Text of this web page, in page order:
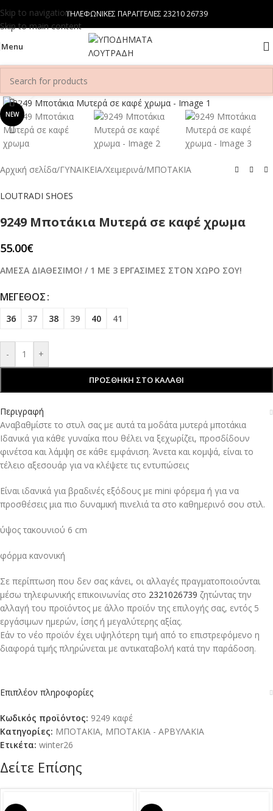
Skip to navigation
Skip to main content
ΤΗΛΕΦΩΝΙΚΕΣ ΠΑΡΑΓΓΕΛΙΕΣ 23210 26739
Menu
NEW
Click to enlarge
Αρχική σελίδα/ΓΥΝΑΙΚΕΙΑ/Χειμερινά/ΜΠΟΤΑΚΙΑ
LOUTRADI SHOES
9249 Μποτάκια Μυτερά σε καφέ χρωμα
55.00€
ΑΜΕΣΑ ΔΙΑΘΕΣΙΜΟ! / 1 ΜΕ 3 ΕΡΓΑΣΙΜΕΣ ΣΤΟΝ ΧΩΡΟ ΣΟΥ!
ΜΈΓΕΘΟΣ
36 37 38 39 40 41
- +
ΠΡΟΣΘΉΚΗ ΣΤΟ ΚΑΛΆΘΙ
Περιγραφή
Αναβαθμίστε το στυλ σας με αυτά τα μοδάτα μυτερά μποτάκια
Ιδανικά για κάθε γυναίκα που θέλει να ξεχωρίζει, προσδίδουν
φινέτσα και λάμψη σε κάθε εμφάνιση. Άνετα και κομψά, είναι το
τέλειο αξεσουάρ για να κλέψετε τις εντυπώσεις
Είναι ιδανικά για βραδινές εξόδους με mini φόρεμα ή για να
προσθέσεις μια πιο δυναμική πινελιά τα στο καθημερινό σου στιλ.
ύψος τακουνιού 6 cm
φόρμα κανονική
Σε περίπτωση που δεν σας κάνει, οι αλλαγές πραγματοποιούνται
μέσω τηλεφωνικής επικοινωνίας στο 2321026739 ζητώντας την
αλλαγή του προϊόντος με άλλο προϊόν της επιλογής σας, εντός 5
εργάσιμων ημερών, ίσης ή μεγαλύτερης αξίας.
Εάν το νέο προϊόν έχει υψηλότερη τιμή από το επιστρεφόμενο η
διαφορά τιμής πληρώνεται με αντικαταβολή κατά την παράδοση.
Επιπλέον πληροφορίες
Κωδικός προϊόντος: 9249 καφέ
Κατηγορίες: ΜΠΟΤΑΚΙΑ, ΜΠΟΤΑΚΙΑ - ΑΡΒΥΛΑΚΙΑ
Ετικέτα: winter26
Δείτε Επίσης